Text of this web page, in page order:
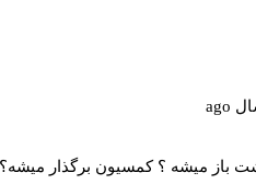
میشه ؟ کمسیون برگذار میشه؟